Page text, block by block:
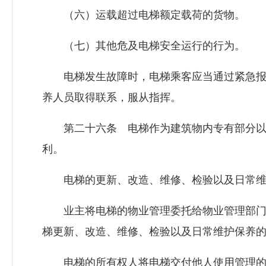
（六）运载超过电梯额定载荷的货物。
（七）其他危及电梯安全运行的行为。
电梯发生故障时，电梯乘客应当通过紧急报
养人员取得联系，服从指挥。
第二十六条 电梯作为建筑物内专有部分以
利。
电梯的更新、改造、维修、检验以及日常维
业主将电梯的物业管理委托给物业管理部门
梯更新、改造、维修、检验以及日常维护保养
电梯的所有权人将电梯交付他人使用管理的